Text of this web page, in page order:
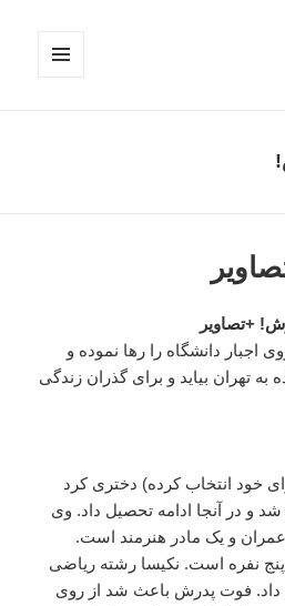
+تصاویر
دانشگاه را رها نموده و
تهران بیاید و برای گذران زندگی
خود انتخاب کرده) دختری کرد
و در آنجا ادامه تحصیل داد. وی
و یک مادر هنرمند است.
پنج نفره است. نکیسا رشته ریاضی
داد. فوت پدرش باعث شد از روی